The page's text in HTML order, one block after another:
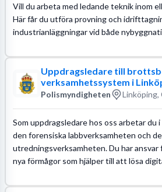
Vill du arbeta med ledande teknik inom
Här får du utföra provning och
industrianläggningar vid både
Uppdragsledare till
verksamhetssystem i
Polismyndigheten
Som uppdragsledare hos oss arbetar du
den forensiska labbverksamheten och
utredningsverksamheten. Du har
nya förmågor som hjälper till att lösa